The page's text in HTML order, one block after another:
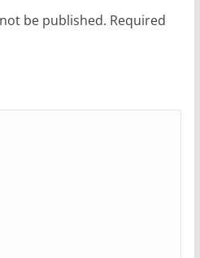
be published. Required